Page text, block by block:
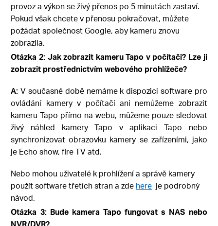
provoz a výkon se živý přenos po 5 minutách zastaví.
Pokud však chcete v přenosu pokračovat, můžete
požádat společnost Google, aby kameru znovu
zobrazila.
Otázka 2: Jak zobrazit kameru Tapo v počítači? Lze ji
zobrazit prostřednictvím webového prohlížeče?
A: V současné době nemáme k dispozici software pro
ovládání kamery v počítači ani nemůžeme zobrazit
kameru Tapo přímo na webu, můžeme pouze sledovat
živý náhled kamery Tapo v aplikaci Tapo nebo
synchronizovat obrazovku kamery se zařízeními, jako
je Echo show, fire TV atd.
Nebo mohou uživatelé k prohlížení a správě kamery
použít software třetích stran a zde here je podrobný
návod.
Otázka 3: Bude kamera Tapo fungovat s NAS nebo
NVR/DVR?